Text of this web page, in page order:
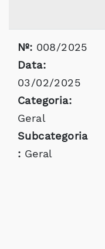
Nº: 008/2025
Data:
03/02/2025
Categoria:
Geral
Subcategoria
: Geral